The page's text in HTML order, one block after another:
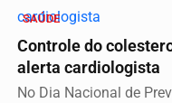
SAÚDE
Controle do
alerta cardiologista
No Dia Nacional de